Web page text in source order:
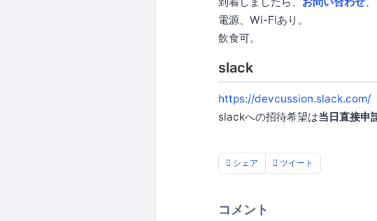
電源、Wi-Fiあり。
飲食可。
slack
https://devcussion.slack.com/
slackへの招待希望は当日直接申
シェア ツイート
コメント